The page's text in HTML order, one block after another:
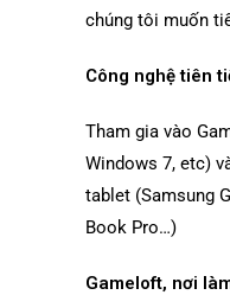
chúng tôi muốn
Công nghệ tiên
Tham gia vào
Windows 7, etc)
tablet (Samsung
Book Pro…)
Gameloft, nơi